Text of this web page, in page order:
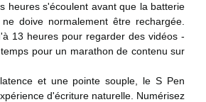
heures s'écoulent avant que la batterie
doive normalement être rechargée.
13 heures pour regarder des vidéos -
pour un marathon de contenu sur
et une pointe souple, le S Pen
d'écriture naturelle. Numérisez